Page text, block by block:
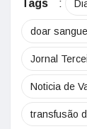
Tags :
doar
Jornal
Noticia de
transfusão